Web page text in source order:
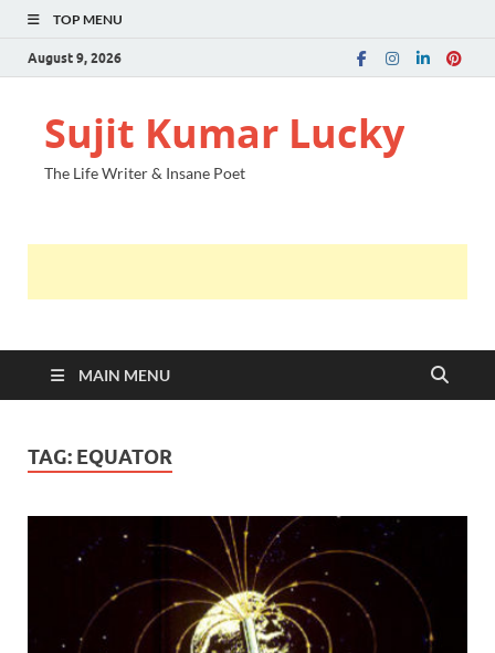
TOP MENU
August 9, 2026
Sujit Kumar Lucky
The Life Writer & Insane Poet
MAIN MENU
TAG: EQUATOR